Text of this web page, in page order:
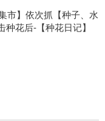
市】依次抓【种子、水
花后-【种花日记】